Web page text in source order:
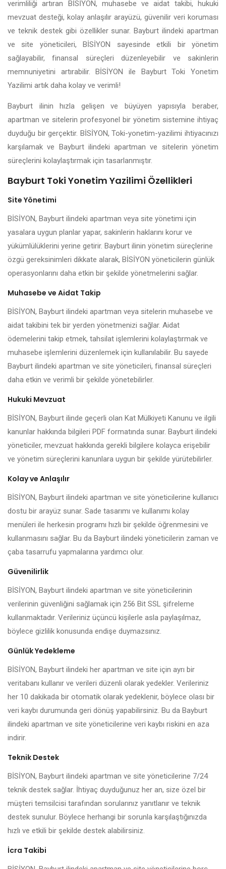
verimliliği artıran BİSİYON, muhasebe ve aidat takibi, hukuki
mevzuat desteği, kolay anlaşılır arayüzü, güvenilir veri koruması
ve teknik destek gibi özellikler sunar. Bayburt ilindeki apartman
ve site yöneticileri, BİSİYON sayesinde etkili bir yönetim
sağlayabilir, finansal süreçleri düzenleyebilir ve sakinlerin
memnuniyetini artırabilir. BİSİYON ile Bayburt Toki Yonetim
Yazilimi artık daha kolay ve verimli!
Bayburt ilinin hızla gelişen ve büyüyen yapısıyla beraber,
apartman ve sitelerin profesyonel bir yönetim sistemine ihtiyaç
duyduğu bir gerçektir. BİSİYON, Toki-yonetim-yazilimi ihtiyacınızı
karşılamak ve Bayburt ilindeki apartman ve sitelerin yönetim
süreçlerini kolaylaştırmak için tasarlanmıştır.
Bayburt Toki Yonetim Yazilimi Özellikleri
Site Yönetimi
BİSİYON, Bayburt ilindeki apartman veya site yönetimi için
yasalara uygun planlar yapar, sakinlerin haklarını korur ve
yükümlülüklerini yerine getirir. Bayburt ilinin yönetim süreçlerine
özgü gereksinimleri dikkate alarak, BİSİYON yöneticilerin günlük
operasyonlarını daha etkin bir şekilde yönetmelerini sağlar.
Muhasebe ve Aidat Takip
BİSİYON, Bayburt ilindeki apartman veya sitelerin muhasebe ve
aidat takibini tek bir yerden yönetmenizi sağlar. Aidat
ödemelerini takip etmek, tahsilat işlemlerini kolaylaştırmak ve
muhasebe işlemlerini düzenlemek için kullanılabilir. Bu sayede
Bayburt ilindeki apartman ve site yöneticileri, finansal süreçleri
daha etkin ve verimli bir şekilde yönetebilirler.
Hukuki Mevzuat
BİSİYON, Bayburt ilinde geçerli olan Kat Mülkiyeti Kanunu ve ilgili
kanunlar hakkında bilgileri PDF formatında sunar. Bayburt ilindeki
yöneticiler, mevzuat hakkında gerekli bilgilere kolayca erişebilir
ve yönetim süreçlerini kanunlara uygun bir şekilde yürütebilirler.
Kolay ve Anlaşılır
BİSİYON, Bayburt ilindeki apartman ve site yöneticilerine kullanıcı
dostu bir arayüz sunar. Sade tasarımı ve kullanımı kolay
menüleri ile herkesin programı hızlı bir şekilde öğrenmesini ve
kullanmasını sağlar. Bu da Bayburt ilindeki yöneticilerin zaman ve
çaba tasarrufu yapmalarına yardımcı olur.
Güvenilirlik
BİSİYON, Bayburt ilindeki apartman ve site yöneticilerinin
verilerinin güvenliğini sağlamak için 256 Bit SSL şifreleme
kullanmaktadır. Verileriniz üçüncü kişilerle asla paylaşılmaz,
böylece gizlilik konusunda endişe duymazsınız.
Günlük Yedekleme
BİSİYON, Bayburt ilindeki her apartman ve site için ayrı bir
veritabanı kullanır ve verileri düzenli olarak yedekler. Verileriniz
her 10 dakikada bir otomatik olarak yedeklenir, böylece olası bir
veri kaybı durumunda geri dönüş yapabilirsiniz. Bu da Bayburt
ilindeki apartman ve site yöneticilerine veri kaybı riskini en aza
indirir.
Teknik Destek
BİSİYON, Bayburt ilindeki apartman ve site yöneticilerine 7/24
teknik destek sağlar. İhtiyaç duyduğunuz her an, size özel bir
müşteri temsilcisi tarafından sorularınız yanıtlanır ve teknik
destek sunulur. Böylece herhangi bir sorunla karşılaştığınızda
hızlı ve etkili bir şekilde destek alabilirsiniz.
İcra Takibi